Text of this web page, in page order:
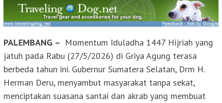
PALEMBANG – Momentum Iduladha 1447 Hijriah yang
jatuh pada Rabu (27/5/2026) di Griya Agung terasa
berbeda tahun ini. Gubernur Sumatera Selatan, Drm H.
Herman Deru, menyambut masyarakat tanpa sekat,
menciptakan suasana santai dan akrab yang membuat